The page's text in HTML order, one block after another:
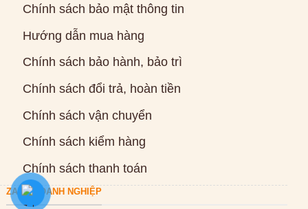
Chính sách bảo mật thông tin
Hướng dẫn mua hàng
Chính sách bảo hành, bảo trì
Chính sách đổi trả, hoàn tiền
Chính sách vận chuyển
Chính sách kiểm hàng
Chính sách thanh toán
ZALO DOANH NGHIỆP